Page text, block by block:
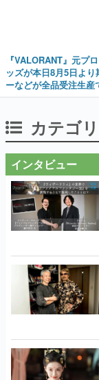
『VALORANT』元プ
ッズが本日8月5日よ
ーなどが全品受注生
カテゴ
インタビュー